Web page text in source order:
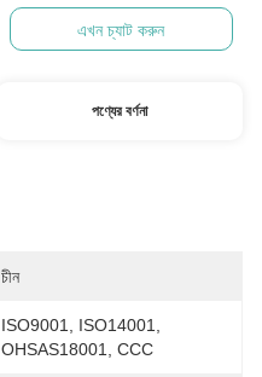
এখন চ্যাট করুন
পণ্যের বর্ণনা
চীন
ISO9001, ISO14001,
OHSAS18001, CCC